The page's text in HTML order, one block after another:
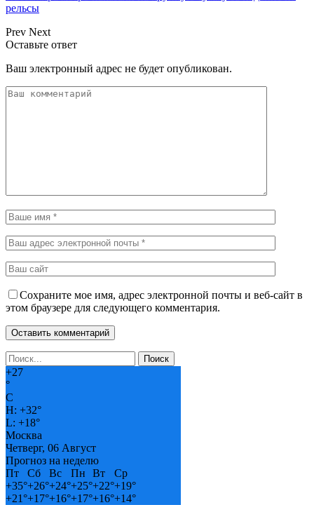
рельсы
Prev Next
Оставьте ответ
Ваш электронный адрес не будет опубликован.
Сохраните мое имя, адрес электронной почты и веб-сайт в
этом браузере для следующего комментария.
+27
°
C
H: +32°
L: +18°
Москва
Четверг, 06 Август
Прогноз на неделю
Пт
Сб Вс Пн Вт
Ср
+35°+26°+24°+25°+22°+19°
+21°+17°+16°+17°+16°+14°